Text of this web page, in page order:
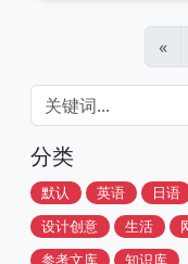
«
分类
默认 英语 日语
设计创意
生活
参考文库
知识库